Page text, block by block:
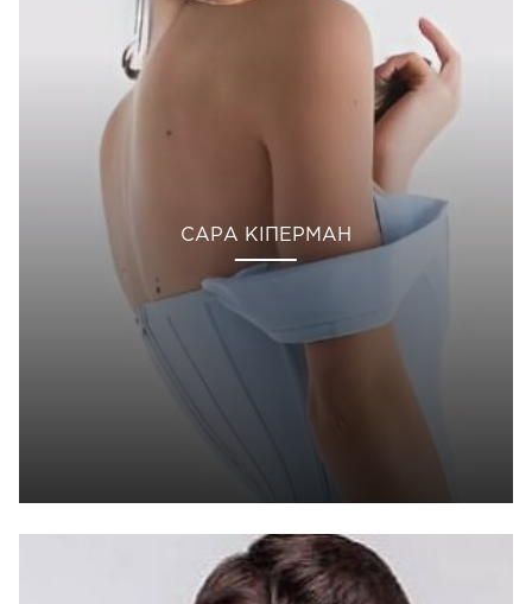
САРА КІПЕРМАН